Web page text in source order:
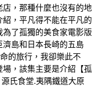
，那種什麼也沒有的地
，平凡得不能在平凡的
了孤獨的美食家電影版
島和日本長崎的五島
的旅行，我卻樂此不
，該集主要是介紹【孤
氏食堂.夷隅鐵道大原